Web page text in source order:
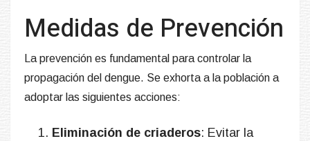
Medidas de Prevención
La prevención es fundamental para controlar la
propagación del dengue. Se exhorta a la población a
adoptar las siguientes acciones:
Eliminación de criaderos: Evitar la